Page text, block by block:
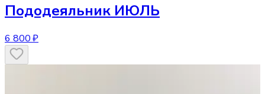
Пододеяльник ИЮЛЬ
6 800 ₽